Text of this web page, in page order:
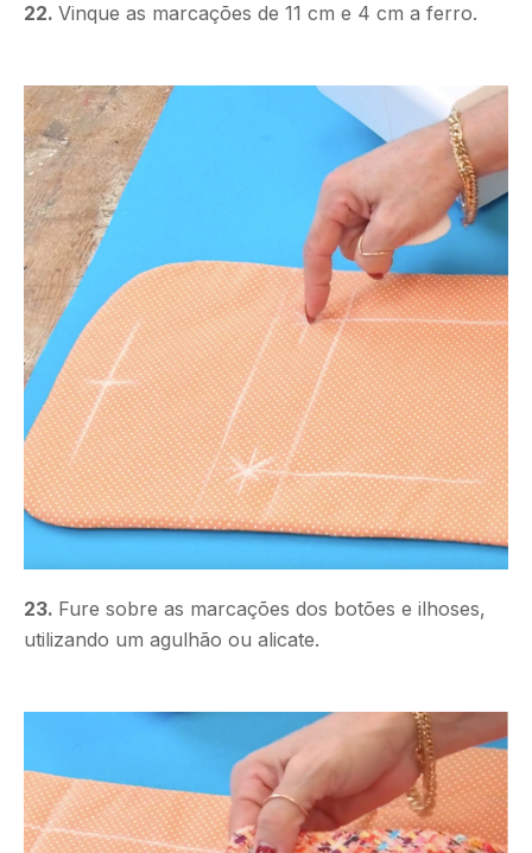
22. Vinque as marcações de 11 cm e 4 cm a ferro.
23. Fure sobre as marcações dos botões e ilhoses,
utilizando um agulhão ou alicate.